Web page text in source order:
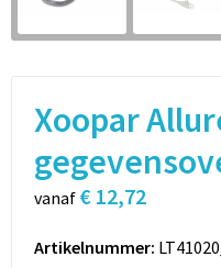
Sport
Vrije tijd en Strand
Spellen voor binnen en
Rugzakken
Schoudertassen
Boodschappentassen
Xoopar
vanaf € 12,72
Artikelnummer: